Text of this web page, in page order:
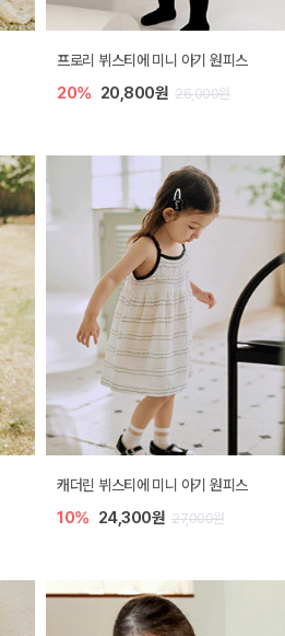
프로리 뷔스티에 미니 아기 원피스
20% 20,800원 26,000원
캐더린 뷔스티에 미니 아기 원피스
10% 24,300원 27,000원